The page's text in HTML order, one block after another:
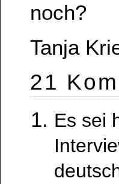
noch?
Tanja
21
Es sei